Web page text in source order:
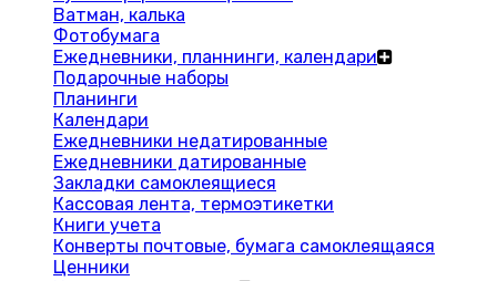
Ватман, калька
Фотобумага
Ежедневники, планнинги, календари
Подарочные наборы
Планинги
Календари
Ежедневники недатированные
Ежедневники датированные
Закладки самоклеящиеся
Кассовая лента, термоэтикетки
Книги учета
Конверты почтовые, бумага самоклеящаяся
Ценники